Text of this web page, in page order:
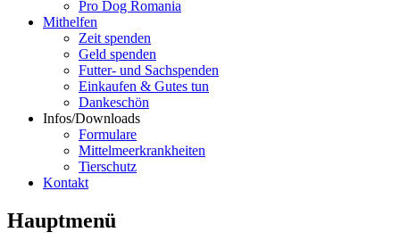
Pro Dog Romania
Mithelfen
Zeit spenden
Geld spenden
Futter- und Sachspenden
Einkaufen & Gutes tun
Dankeschön
Infos/Downloads
Formulare
Mittelmeerkrankheiten
Tierschutz
Kontakt
Hauptmenü